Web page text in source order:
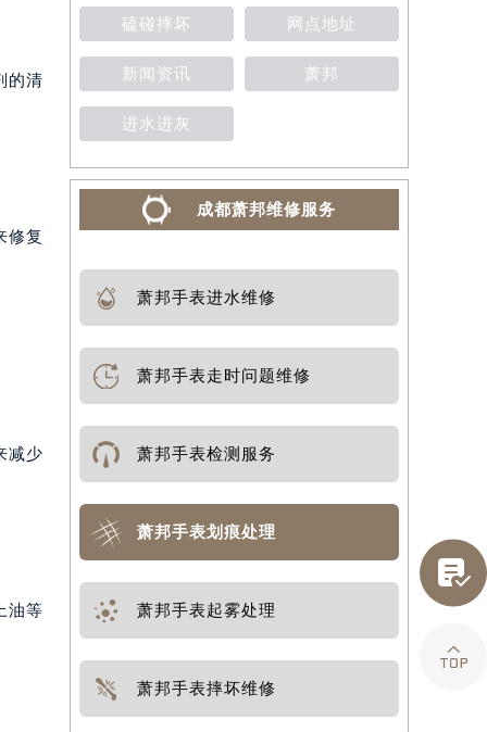
的清
修复
减少
油等
磕碰摔坏 网点地址
新闻资讯 萧邦
进水进灰
成都萧邦维修服务
萧邦手表进水维修
萧邦手表走时问题维修
萧邦手表检测服务
萧邦手表划痕处理
萧邦手表起雾处理
萧邦手表摔坏维修

